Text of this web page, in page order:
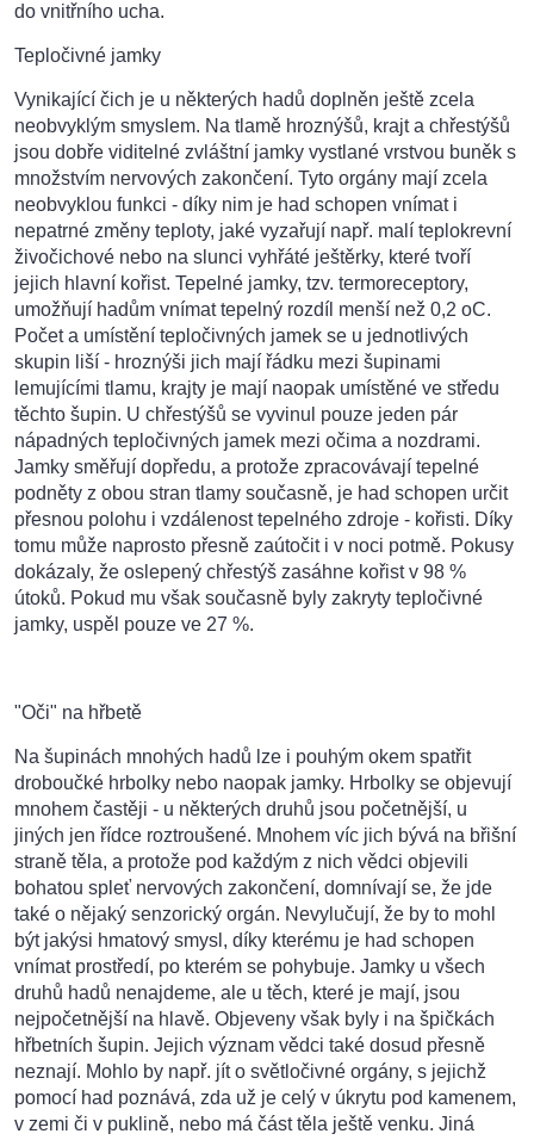
do vnitřního ucha.
Tepločivné jamky
Vynikající čich je u některých hadů doplněn ještě zcela
neobvyklým smyslem. Na tlamě hroznýšů, krajt a chřestýšů
jsou dobře viditelné zvláštní jamky vystlané vrstvou buněk s
množstvím nervových zakončení. Tyto orgány mají zcela
neobvyklou funkci - díky nim je had schopen vnímat i
nepatrné změny teploty, jaké vyzařují např. malí teplokrevní
živočichové nebo na slunci vyhřáté ještěrky, které tvoří
jejich hlavní kořist. Tepelné jamky, tzv. termoreceptory,
umožňují hadům vnímat tepelný rozdíl menší než 0,2 oC.
Počet a umístění tepločivných jamek se u jednotlivých
skupin liší - hroznýši jich mají řádku mezi šupinami
lemujícími tlamu, krajty je mají naopak umístěné ve středu
těchto šupin. U chřestýšů se vyvinul pouze jeden pár
nápadných tepločivných jamek mezi očima a nozdrami.
Jamky směřují dopředu, a protože zpracovávají tepelné
podněty z obou stran tlamy současně, je had schopen určit
přesnou polohu i vzdálenost tepelného zdroje - kořisti. Díky
tomu může naprosto přesně zaútočit i v noci potmě. Pokusy
dokázaly, že oslepený chřestýš zasáhne kořist v 98 %
útoků. Pokud mu však současně byly zakryty tepločivné
jamky, uspěl pouze ve 27 %.
"Oči" na hřbetě
Na šupinách mnohých hadů lze i pouhým okem spatřit
droboučké hrbolky nebo naopak jamky. Hrbolky se objevují
mnohem častěji - u některých druhů jsou početnější, u
jiných jen řídce roztroušené. Mnohem víc jich bývá na břišní
straně těla, a protože pod každým z nich vědci objevili
bohatou spleť nervových zakončení, domnívají se, že jde
také o nějaký senzorický orgán. Nevylučují, že by to mohl
být jakýsi hmatový smysl, díky kterému je had schopen
vnímat prostředí, po kterém se pohybuje. Jamky u všech
druhů hadů nenajdeme, ale u těch, které je mají, jsou
nejpočetnější na hlavě. Objeveny však byly i na špičkách
hřbetních šupin. Jejich význam vědci také dosud přesně
neznají. Mohlo by např. jít o světločivné orgány, s jejichž
pomocí had poznává, zda už je celý v úkrytu pod kamenem,
v zemi či v puklině, nebo má část těla ještě venku. Jiná